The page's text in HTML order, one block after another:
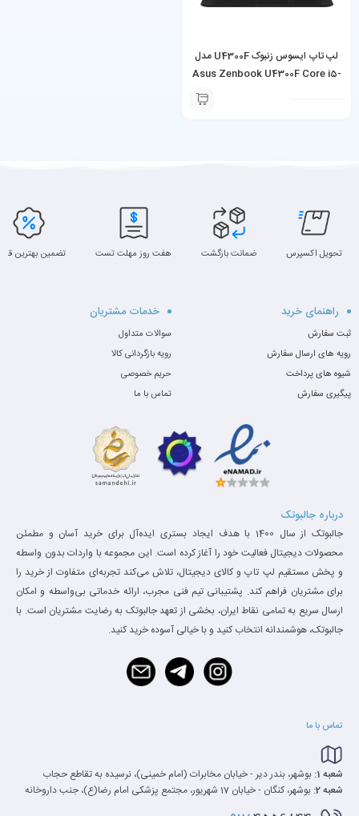
لپ تاپ ایسوس زنبوک U4300F مدل
Asus Zenbook U4300F Core i5-
تحویل اکسپرس ضمانت بازگشت هفت روز مهلت تست تضمین بهترین
راهنمای خرید
ثبت سفارش
رویه های ارسال سفارش
شیوه های پرداخت
پیگیری سفارش
خدمات مشتریان
سوالات متداول
رویه بازگردانی کالا
حریم خصوصی
تماس با ما
درباره جالبوتک
جالبوتک از سال 1400 با هدف ایجاد بستری ایده‌آل برای خرید آسان و مطمئن
محصولات دیجیتال فعالیت خود را آغاز کرده است. این مجموعه با واردات بدون واسطه
و پخش مستقیم لپ تاپ و کالای دیجیتال، تلاش می‌کند تجربه‌ای متفاوت از خرید را
برای مشتریان فراهم کند. پشتیبانی تیم فنی مجرب، ارائه خدماتی بی‌واسطه و امکان
ارسال سریع به تمامی نقاط ایران، بخشی از تعهد جالبوتک به رضایت مشتریان است. با
جالبوتک، هوشمندانه انتخاب کنید و با خیالی آسوده خرید کنید.
تماس با ما
شعبه 1:
بوشهر، بندر دیر - خیابان مخابرات (امام خمینی)، نرسیده به تقاطع حجاب
شعبه 2:
بوشهر، کنگان - خیابان 17 شهریور، مجتمع پزشکی امام رضا(ع)، جنب داروخانه